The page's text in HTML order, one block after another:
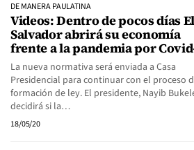
DE MANERA PAULATINA
Videos: Dentro de pocos días El
Salvador abrirá su economía
frente a la pandemia por
La nueva normativa será enviada a Casa
Presidencial para continuar con el proceso
formación de ley. El presidente, Nayib
decidirá si la…
18/05/20